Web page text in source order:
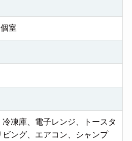
室
凍庫、電子レンジ、トースタ
ング、エアコン、シャンプ